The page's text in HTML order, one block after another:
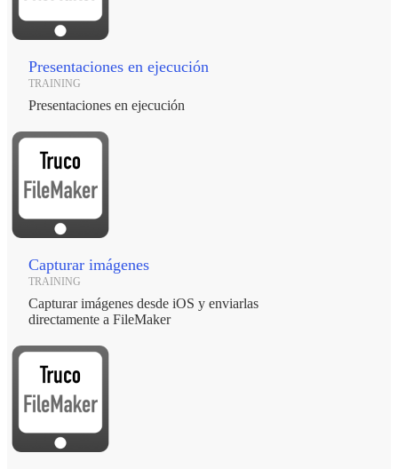
Presentaciones en ejecución
TRAINING
Presentaciones en ejecución
Capturar imágenes
TRAINING
Capturar imágenes desde iOS y enviarlas
directamente a FileMaker